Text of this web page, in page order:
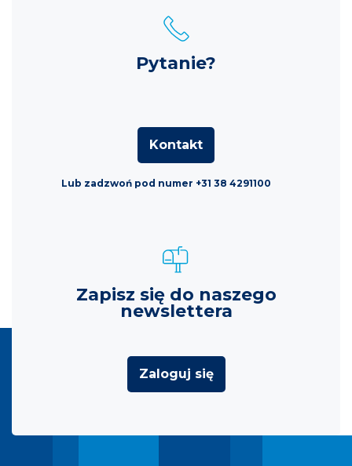
Pytanie?
Kontakt
Lub zadzwoń pod numer +31 38 4291100
Zapisz się do naszego
newslettera
Zaloguj się